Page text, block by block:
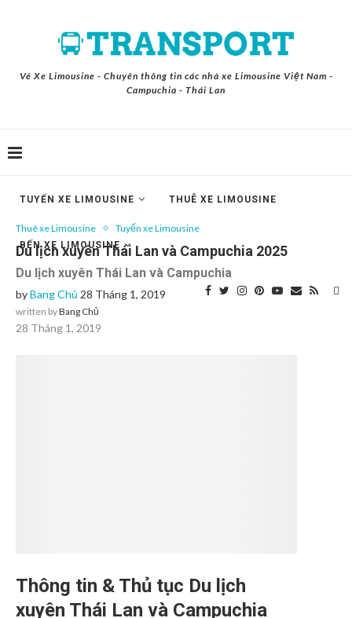
Vé Xe Limousine - Chuyên thông tin các nhà xe Limousine Việt Nam -
Campuchia - Thái Lan
TUYẾN XE LIMOUSINE THUÊ XE LIMOUSINE
BẾN XE LIMOUSINE
Thuê xe Limousine Tuyến xe Limousine
Du lịch xuyên Thái Lan và Campuchia 2025
Du lịch xuyên Thái Lan và Campuchia
byBang Chủ 28 Tháng 1, 2019
written byBang Chủ
28 Tháng 1, 2019
Thông tin & Thủ tục Du lịch
xuyên Thái Lan và Campuchia